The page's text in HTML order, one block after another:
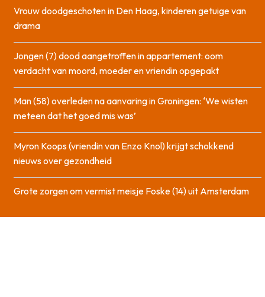
Vrouw doodgeschoten in Den Haag, kinderen getuige van
drama
Jongen (7) dood aangetroffen in appartement: oom
verdacht van moord, moeder en vriendin opgepakt
Man (58) overleden na aanvaring in Groningen: ‘We wisten
meteen dat het goed mis was’
Myron Koops (vriendin van Enzo Knol) krijgt schokkend
nieuws over gezondheid
Grote zorgen om vermist meisje Foske (14) uit Amsterdam